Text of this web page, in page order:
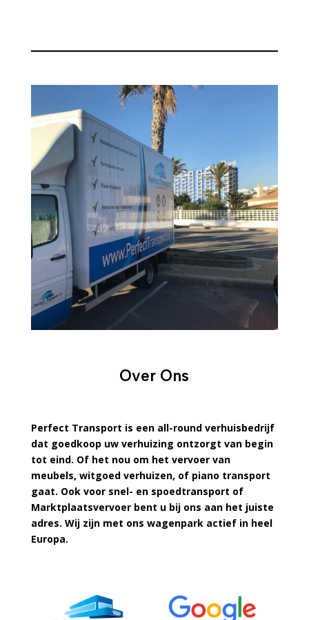
Over Ons
Perfect Transport is een all-round verhuisbedrijf
dat goedkoop uw verhuizing ontzorgt van begin
tot eind. Of het nou om het vervoer van
meubels, witgoed verhuizen, of piano transport
gaat. Ook voor snel- en spoedtransport of
Marktplaatsvervoer bent u bij ons aan het juiste
adres. Wij zijn met ons wagenpark actief in heel
Europa.